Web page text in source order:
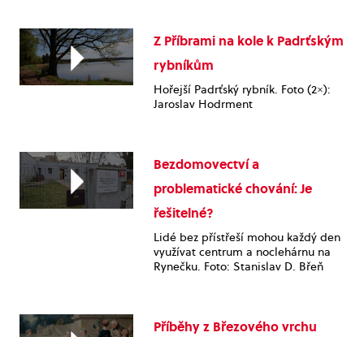
Z Příbrami na kole k Padrťským
rybníkům
Hořejší Padrťský rybník. Foto (2×):
Jaroslav Hodrment
Bezdomovectví a
problematické chování: Je
řešitelné?
Lidé bez přístřeší mohou každý den
využívat centrum a noclehárnu na
Rynečku. Foto: Stanislav D. Břeň
Příběhy z Březového vrchu